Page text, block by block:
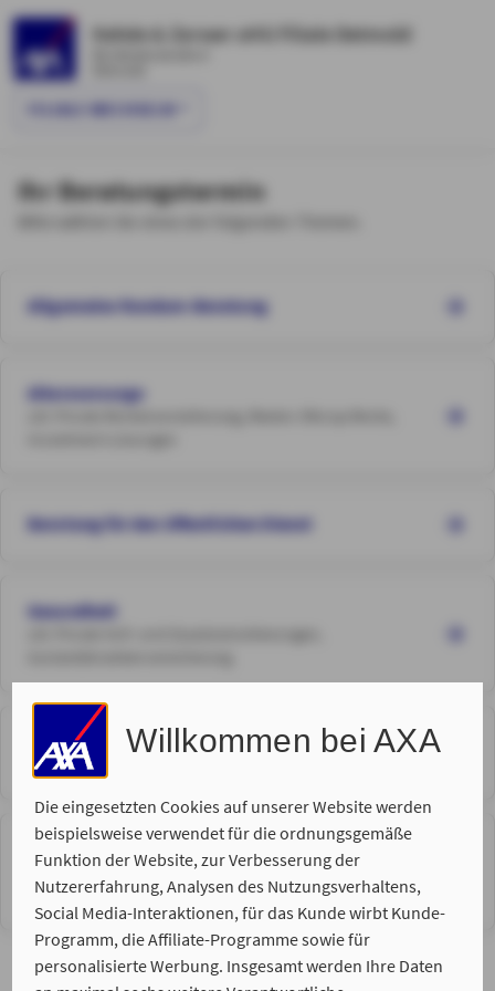
Willkommen bei AXA
Die eingesetzten Cookies auf unserer Website werden
beispielsweise verwendet für die ordnungsgemäße
Funktion der Website, zur Verbesserung der
Nutzererfahrung, Analysen des Nutzungsverhaltens,
Social Media-Interaktionen, für das Kunde wirbt Kunde-
Programm, die Affiliate-Programme sowie für
personalisierte Werbung. Insgesamt werden Ihre Daten
Kehde & Zerwer oHG Filiale Detmold
FILIALE WECHSELN
Ihr Beratungstermin
Allgemeine Rundum-Beratung
Altersvorsorge
Beratung für den öffentlichen Dienst
Gesundheit
Risikoabsicherung
z.B. Absicherung von Berufsunfähigkeit, Pflege, Rechtsschutz
Rund um Ihr Eigentum
z.B. Absicherung Ihres Fahrzeugs, Haus und Wohnen,
Haftpflicht